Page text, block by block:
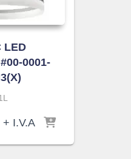
LED
0001-
+ I.V.A